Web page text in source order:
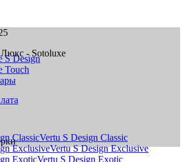
S Design
Touch
Vertu S Design Classic
Vertu S Design Exclusive
Vertu S Design Exotic